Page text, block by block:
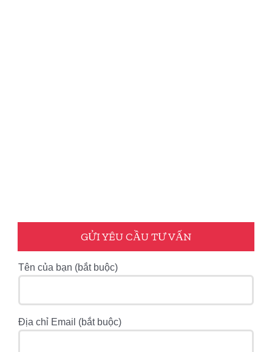
GỬI YÊU CẦU TƯ VẤN
Tên của bạn (bắt buộc)
Địa chỉ Email (bắt buộc)